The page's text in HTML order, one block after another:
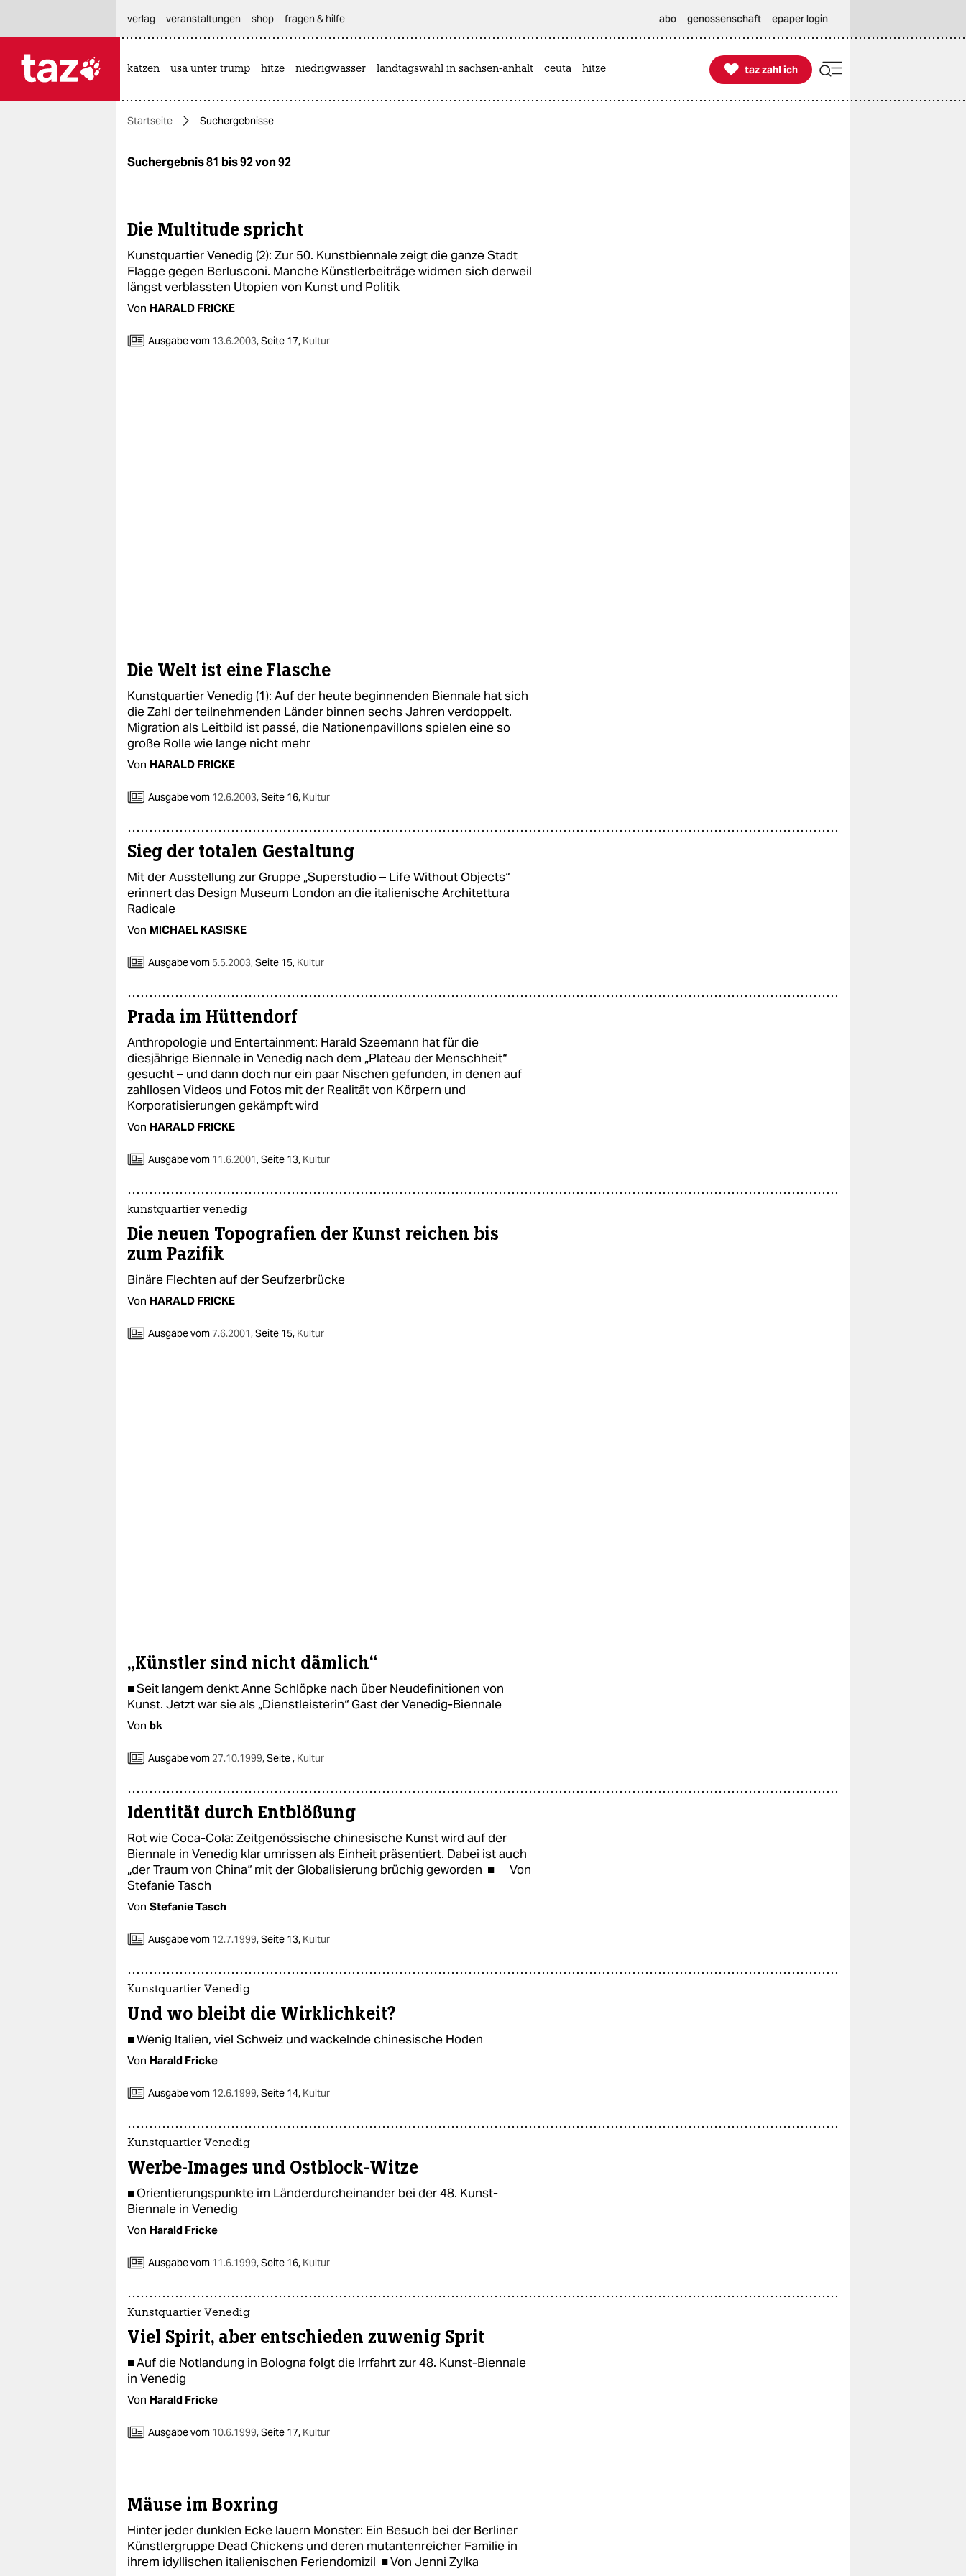
themen
politik
gesellschaft
kultur
sport
verlag
veranstaltungen shop fragen & hilfe abo genossenschaft epaper login
katzen usa unter trump hitze niedrigwasser landtagswahl in sachsen-anhalt ceuta hitze 
taz zahl ich
taz zahl ich
Startseite Suchergebnisse
Suchergebnis 81 bis 92 von 92
Die Multitude spricht
Kunstquartier Venedig (2): Zur 50. Kunstbiennale zeigt die ganze Stadt
Flagge gegen Berlusconi. Manche Künstlerbeiträge widmen sich derweil
längst verblassten Utopien von Kunst und Politik
Von HARALD FRICKE
Ausgabe vom 13.6.2003,Seite 17, Kultur
Die Welt ist eine Flasche
Kunstquartier Venedig (1): Auf der heute beginnenden Biennale hat sich
die Zahl der teilnehmenden Länder binnen sechs Jahren verdoppelt.
Migration als Leitbild ist passé, die Nationenpavillons spielen eine so
große Rolle wie lange nicht mehr
Von HARALD FRICKE
Ausgabe vom 12.6.2003,Seite 16, Kultur
Sieg der totalen Gestaltung
Mit der Ausstellung zur Gruppe „Superstudio – Life Without Objects“
erinnert das Design Museum London an die italienische Architettura
Radicale
Von MICHAEL KASISKE
Ausgabe vom 5.5.2003,Seite 15, Kultur
Prada im Hüttendorf
Anthropologie und Entertainment: Harald Szeemann hat für die
diesjährige Biennale in Venedig nach dem „Plateau der Menschheit“
gesucht – und dann doch nur ein paar Nischen gefunden, in denen auf
zahllosen Videos und Fotos mit der Realität von Körpern und
Korporatisierungen gekämpft wird
Von HARALD FRICKE
Ausgabe vom 11.6.2001,Seite 13, Kultur
kunstquartier venedig
Die neuen Topografien der Kunst reichen bis
zum Pazifik
Binäre Flechten auf der Seufzerbrücke
Von HARALD FRICKE
Ausgabe vom7.6.2001,Seite 15, Kultur
„Künstler sind nicht dämlich“
■ Seit langem denkt Anne Schlöpke nach über Neudefinitionen von
Kunst. Jetzt war sie als „Dienstleisterin“ Gast der Venedig-Biennale
Von bk
Ausgabe vom 27.10.1999,Seite , Kultur
Identität durch Entblößung
Rot wie Coca-Cola: Zeitgenössische chinesische Kunst wird auf der
Biennale in Venedig klar umrissen als Einheit präsentiert. Dabei ist auch
„der Traum von China“ mit der Globalisierung brüchig geworden ■ Von
Stefanie Tasch
Von Stefanie Tasch
Ausgabe vom 12.7.1999,Seite 13, Kultur
Kunstquartier Venedig
Und wo bleibt die Wirklichkeit?
■ Wenig Italien, viel Schweiz und wackelnde chinesische Hoden
Von Harald Fricke
Ausgabe vom 12.6.1999,Seite 14, Kultur
Kunstquartier Venedig
Werbe-Images und Ostblock-Witze
■ Orientierungspunkte im Länderdurcheinander bei der 48. Kunst-
Biennale in Venedig
Von Harald Fricke
Ausgabe vom 11.6.1999,Seite 16, Kultur
Kunstquartier Venedig
Viel Spirit, aber entschieden zuwenig Sprit
■ Auf die Notlandung in Bologna folgt die Irrfahrt zur 48. Kunst-Biennale
in Venedig
Von Harald Fricke
Ausgabe vom 10.6.1999,Seite 17, Kultur
Mäuse im Boxring
Hinter jeder dunklen Ecke lauern Monster: Ein Besuch bei der Berliner
Künstlergruppe Dead Chickens und deren mutantenreicher Familie in
ihrem idyllischen italienischen Feriendomizil ■ Von Jenni Zylka